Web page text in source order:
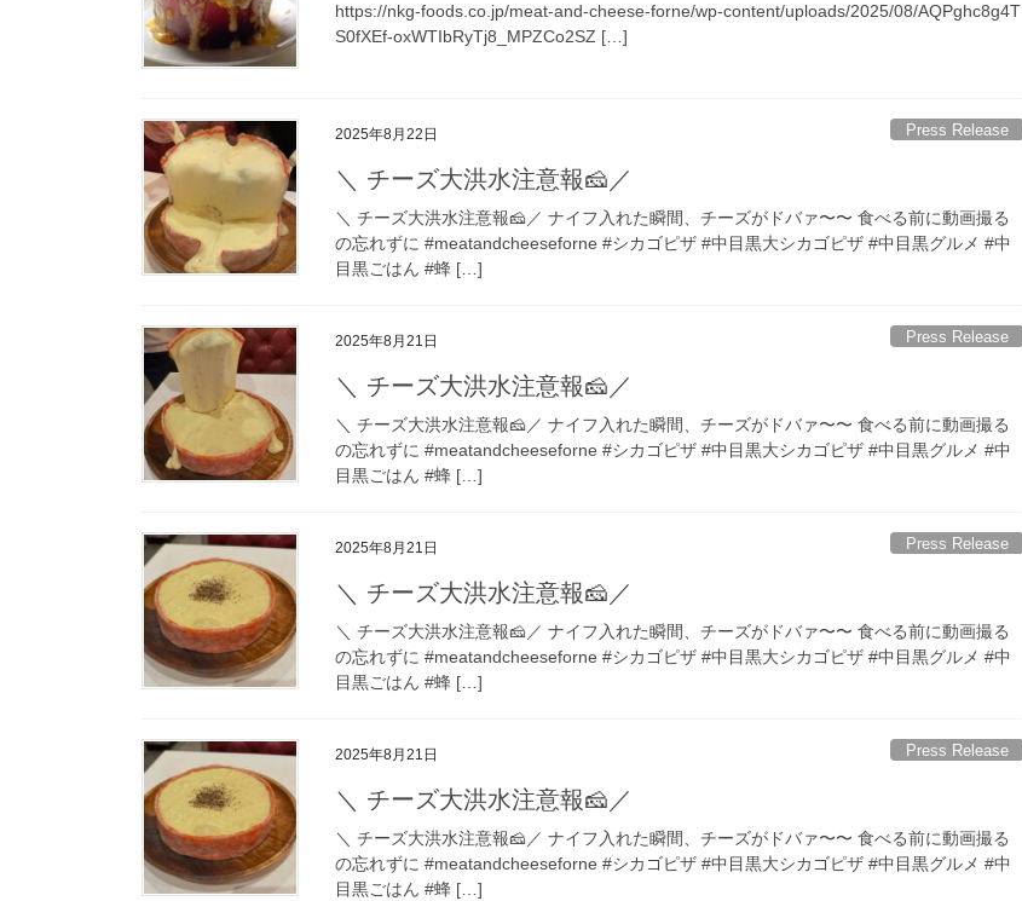
https://nkg-foods.co.jp/meat-and-cheese-forne/wp-content/uploads/2025/08/AQPghc8g4T
S0fXEf-oxWTIbRyTj8_MPZCo2SZ […]
2025年8月22日 Press Release
＼ チーズ大洪水注意報️🧀／
＼ チーズ大洪水注意報️🧀／ ナイフ入れた瞬間、チーズがドバァ〜〜️ 食べる前に動画撮る
の忘れずに #meatandcheeseforne #シカゴピザ #中目黒大シカゴピザ #中目黒グルメ #中
目黒ごはん #蜂 […]
2025年8月21日 Press Release
＼ チーズ大洪水注意報️🧀／
＼ チーズ大洪水注意報️🧀／ ナイフ入れた瞬間、チーズがドバァ〜〜️ 食べる前に動画撮る
の忘れずに #meatandcheeseforne #シカゴピザ #中目黒大シカゴピザ #中目黒グルメ #中
目黒ごはん #蜂 […]
2025年8月21日 Press Release
＼ チーズ大洪水注意報️🧀／
＼ チーズ大洪水注意報️🧀／ ナイフ入れた瞬間、チーズがドバァ〜〜️ 食べる前に動画撮る
の忘れずに #meatandcheeseforne #シカゴピザ #中目黒大シカゴピザ #中目黒グルメ #中
目黒ごはん #蜂 […]
2025年8月21日 Press Release
＼ チーズ大洪水注意報️🧀／
＼ チーズ大洪水注意報️🧀／ ナイフ入れた瞬間、チーズがドバァ〜〜️ 食べる前に動画撮る
の忘れずに #meatandcheeseforne #シカゴピザ #中目黒大シカゴピザ #中目黒グルメ #中
目黒ごはん #蜂 […]